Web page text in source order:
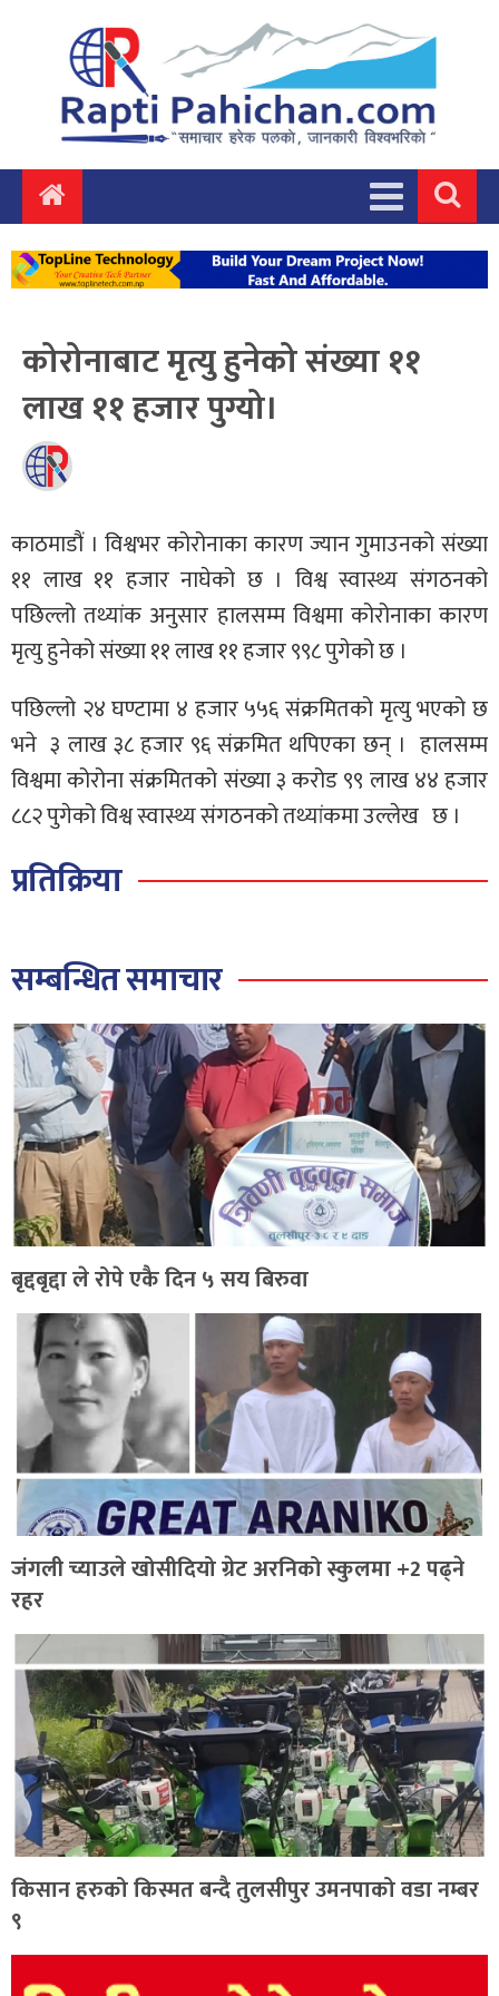
कोरोनाबाट मृत्यु हुनेको संख्या ११
लाख ११ हजार पुग्यो।
काठमाडौं । विश्वभर कोरोनाका कारण ज्यान गुमाउनको संख्या
११ लाख ११ हजार नाघेको छ । विश्व स्वास्थ्य संगठनको
पछिल्लो तथ्यांक अनुसार हालसम्म विश्वमा कोरोनाका कारण
मृत्यु हुनेको संख्या ११ लाख ११ हजार ९९८ पुगेको छ ।
पछिल्लो २४ घण्टामा ४ हजार ५५६ संक्रमितको मृत्यु भएको छ
भने ३ लाख ३८ हजार ९६ संक्रमित थपिएका छन् । हालसम्म
विश्वमा कोरोना संक्रमितको संख्या ३ करोड ९९ लाख ४४ हजार
८८२ पुगेको विश्व स्वास्थ्य संगठनको तथ्यांकमा उल्लेख छ ।
प्रतिक्रिया
सम्बन्धित समाचार
बृद्दबृद्दा ले रोपे एकै दिन ५ सय बिरुवा
जंगली च्याउले खोसीदियो ग्रेट अरनिको स्कुलमा +2 पढ्ने
रहर
किसान हरुको किस्मत बन्दै तुलसीपुर उमनपाको वडा नम्बर
९